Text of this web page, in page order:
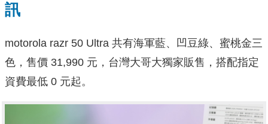
訊
motorola razr 50 Ultra 共有海軍藍、凹豆綠、蜜桃金三
色，售價 31,990 元，台灣大哥大獨家販售，搭配指定
資費最低 0 元起。